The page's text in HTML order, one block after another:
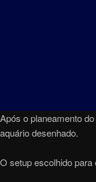
Após o planeamento
aquário desenhado.
O setup escolhido